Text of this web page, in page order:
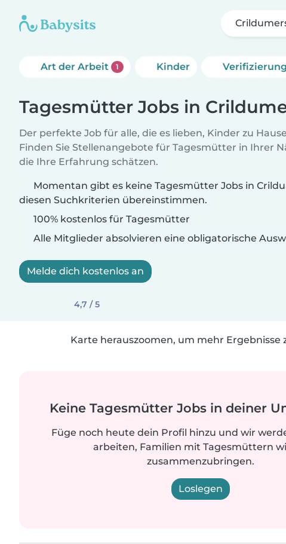
Art der Arbeit 1 Kinder
Tagesmütter Jobs in
Der perfekte Job für alle, die es lieben, Kinder zu
Finden Sie Stellenangebote für Tagesmütter in Ihrer
die Ihre Erfahrung schätzen.
Momentan gibt es keine Tagesmütter Jobs in
diesen Suchkriterien übereinstimmen.
100% kostenlos für Tagesmütter
Alle Mitglieder absolvieren eine obligatorische
Melde dich kostenlos an
4,7 / 5
Karte herauszoomen, um mehr Ergebnisse
Keine Tagesmütter Jobs in deiner
Füge noch heute dein Profil hinzu und wir
arbeiten, Familien mit Tagesmüttern
zusammenzubringen.
Loslegen